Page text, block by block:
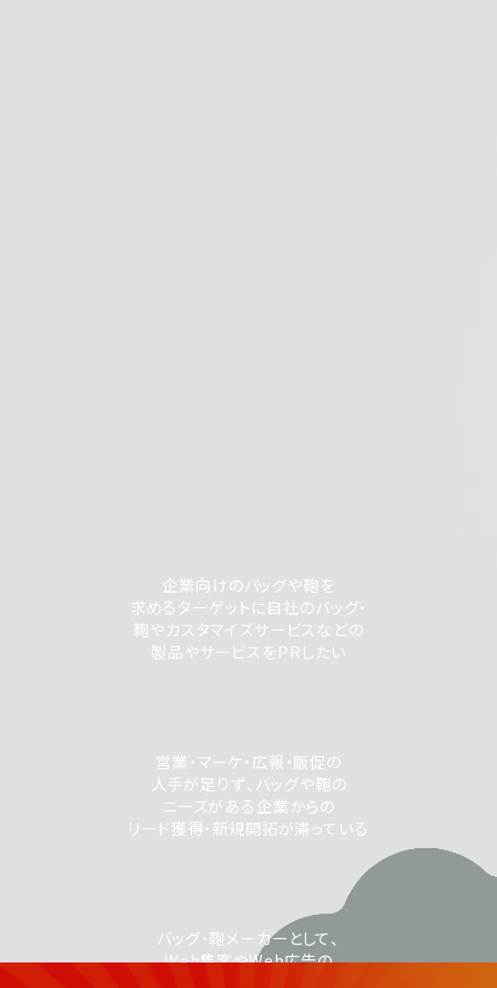
企業向けのバッグや鞄を
求めるターゲットに自社のバッグ・
鞄やカスタマイズサービスなどの
製品やサービスをPRしたい
営業・マーケ・広報・販促の
人手が足りず、バッグや鞄の
ニーズがある企業からの
リード獲得・新規開拓が滞っている
バッグ・鞄メーカーとして、
Web集客やWeb広告の